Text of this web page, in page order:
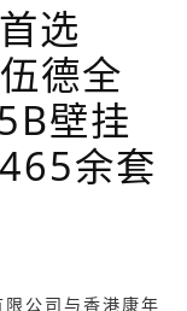
选
德全
壁挂
余套
公司与香港康年